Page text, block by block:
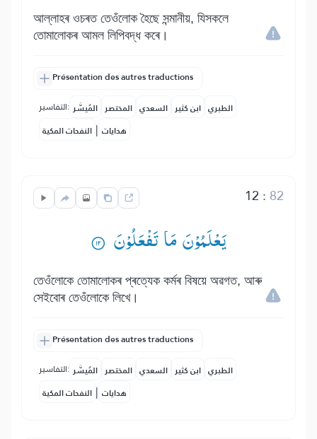
আল্লাহৰ ওচৰত তেওঁলোক হৈছে সন্মানীয়, যিসকলে
তোমালোকৰ আমল লিপিবদ্ধ কৰে।
Présentation des autres traductions
التفاسير: المُيسَّر المختصر السعدي ابن كثير الطبري
النفحات المكية | هدايات
12 : 82
یَعْلَمُوْنَ مَا تَفْعَلُوْنَ ۟
তেওঁলোকে তোমালোকৰ প্ৰত্যেক কৰ্মৰ বিষয়ে অৱগত, আৰু
সেইবোৰ তেওঁলোকে লিখে।
Présentation des autres traductions
التفاسير: المُيسَّر المختصر السعدي ابن كثير الطبري
النفحات المكية | هدايات